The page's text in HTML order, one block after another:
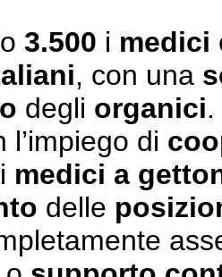
3.500 i medici
, con una
degli organici
l’impiego di
medici a
delle